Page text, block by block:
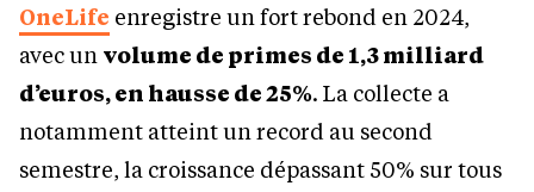
OneLife enregistre un fort rebond en 2024,
avec un volume de primes de 1,3 milliard
d’euros, en hausse de 25%. La collecte a
notamment atteint un record au second
semestre, la croissance dépassant 50% sur tous